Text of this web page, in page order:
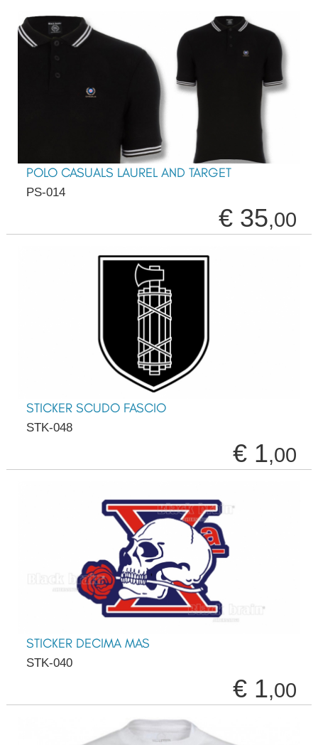
POLO CASUALS LAUREL AND TARGET
PS-014
€ 35,00
STICKER SCUDO FASCIO
STK-048
€ 1,00
STICKER DECIMA MAS
STK-040
€ 1,00